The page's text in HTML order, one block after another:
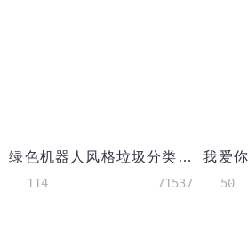
绿色机器人风格垃圾分类小报word手抄报
114 71537 50